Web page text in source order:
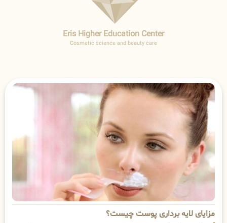
Eris Higher Education Center
Cosmetic science and beauty care
مزایای لایه برداری پوست چیست؟